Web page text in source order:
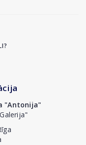
"Antonija"